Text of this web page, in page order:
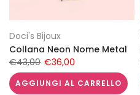
Doci's Bijoux
Collana Neon Nome Metal
€43,00 €36,00
AGGIUNGI AL CARRELLO